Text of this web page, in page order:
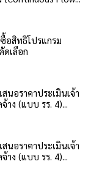
อสิทธิโปรแกรม
ดเลือก
นอราคาประเมินเจ้า
าง (แบบ รร. 4)...
นอราคาประเมินเจ้า
าง (แบบ รร. 4)...